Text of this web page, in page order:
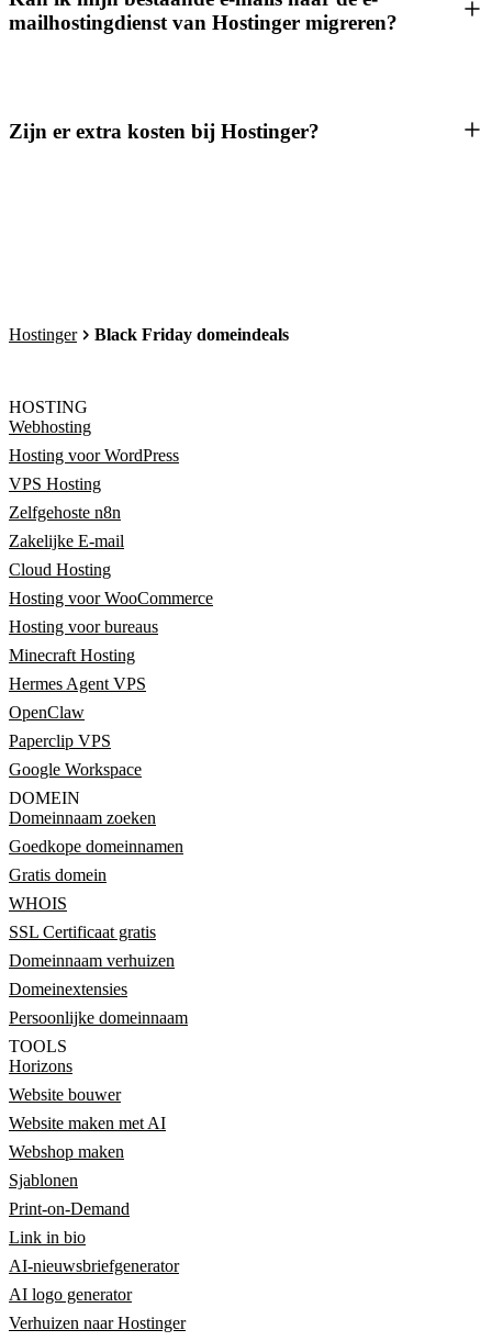
mailhostingdienst van Hostinger migreren?
Zijn er extra kosten bij Hostinger?
Hostinger Black Friday domeindeals
HOSTING
Webhosting
Hosting voor WordPress
VPS Hosting
Zelfgehoste n8n
Zakelijke E-mail
Cloud Hosting
Hosting voor WooCommerce
Hosting voor bureaus
Minecraft Hosting
Hermes Agent VPS
OpenClaw
Paperclip VPS
Google Workspace
DOMEIN
Domeinnaam zoeken
Goedkope domeinnamen
Gratis domein
WHOIS
SSL Certificaat gratis
Domeinnaam verhuizen
Domeinextensies
Persoonlijke domeinnaam
TOOLS
Horizons
Website bouwer
Website maken met AI
Webshop maken
Sjablonen
Print-on-Demand
Link in bio
AI-nieuwsbriefgenerator
AI logo generator
Verhuizen naar Hostinger